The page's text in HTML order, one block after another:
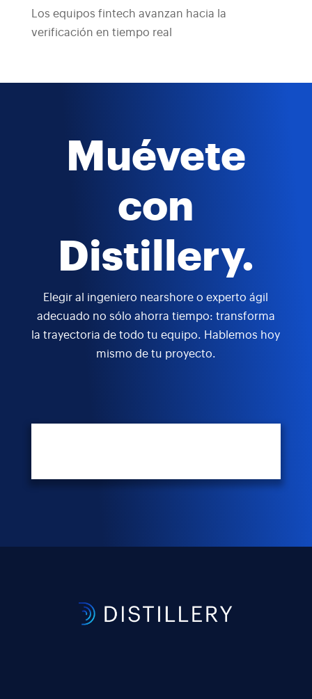
Los equipos fintech avanzan hacia la
verificación en tiempo real
Muévete
con
Distillery.
Elegir al ingeniero nearshore o experto ágil
adecuado no sólo ahorra tiempo: transforma
la trayectoria de todo tu equipo. Hablemos hoy
mismo de tu proyecto.